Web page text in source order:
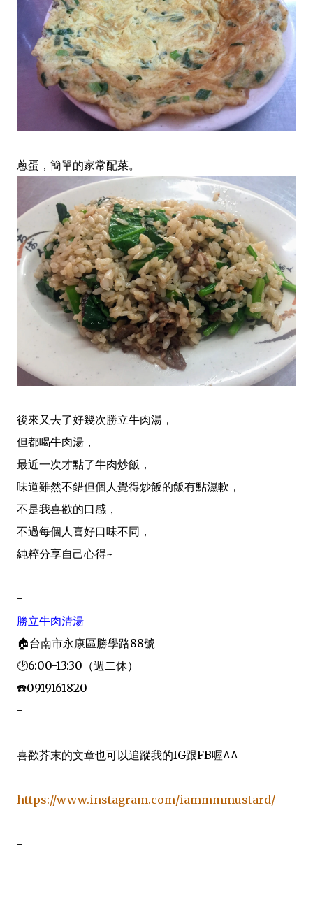
蔥蛋，簡單的家常配菜。
後來又去了好幾次勝立牛肉湯，
但都喝牛肉湯，
最近一次才點了牛肉炒飯，
味道雖然不錯但個人覺得炒飯的飯有點濕軟，
不是我喜歡的口感，
不過每個人喜好口味不同，
純粹分享自己心得~
-
勝立牛肉清湯
🏠台南市永康區勝學路88號
🕑6:00-13:30（週二休）
☎️0919161820
-
喜歡芥末的文章也可以追蹤我的IG跟FB喔^^
https://www.instagram.com/iammmmustard/
-